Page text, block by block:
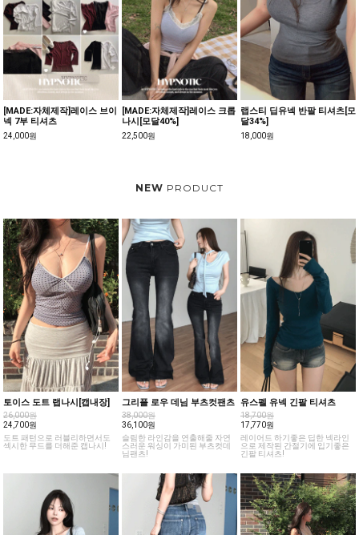
[MADE:자체제작]레이스 브이
넥 7부 티셔츠
24,000원
[MADE:자체제작]레이스 크롭
나시[모달40%]
22,500원
랩스티 딥유넥 반팔 티셔츠[모
달34%]
18,000원
NEW PRODUCT
토이스 도트 랩나시[캡내장]
26,000원
24,700원
도트 패턴으로 러블리하면서도
섹시한 무드를 더해준 캡나시!
그리플 로우 데님 부츠컷팬츠
38,000원
36,100원
슬림한 라인감을 연출해줄 자연
스러운 워싱이 가미된 부츠컷데
님팬츠!
유스펠 유넥 긴팔 티셔츠
18,700원
17,770원
레이어드 하기좋은 딥한 넥라인
으로 제작된 간절기에 입기좋은
긴팔 티셔츠!